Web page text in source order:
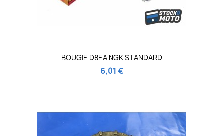
BOUGIE D8EA NGK STANDARD
6,01 €